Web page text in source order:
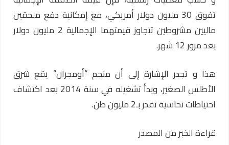
تفوق 30 مليون دولار أمريكي، مع إمكانية دفع ملحقين
ماليين مشروطين تتجاوز قيمتهما الإجمالية 2 مليون دولار
بعد مرور 12 شهر.
هذا و تجدر الإشارة إلى أن منجم “أومجران” يقع شرق
الأطلس الصغير، وبدأ تشغيله في سنة 2014 بعد اكتشاف
احتياطات نحاسية تقدر بـ2 مليون طن.
قراءة الخبر من المصدر